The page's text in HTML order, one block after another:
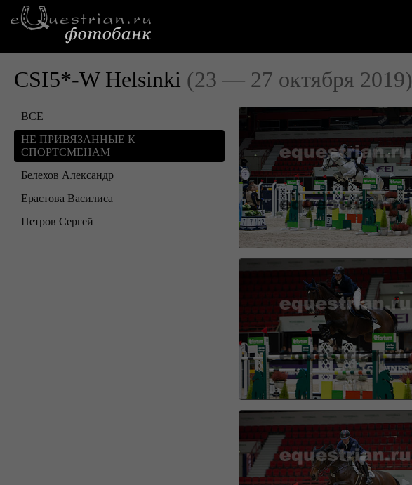
CSI5*-W Helsinki (23 — 27 октября 2019)
ВСЕ
НЕ ПРИВЯЗАННЫЕ К
СПОРТСМЕНАМ
Белехов Александр
Ерастова Василиса
Петров Сергей